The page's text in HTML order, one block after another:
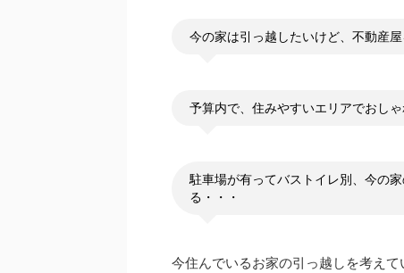
今の家は引っ越したいけど、不動産
予算内で、住みやすいエリアでおし
駐車場が有ってバストイレ別、今の
る・・・
今住んでいるお家の引っ越しを考え